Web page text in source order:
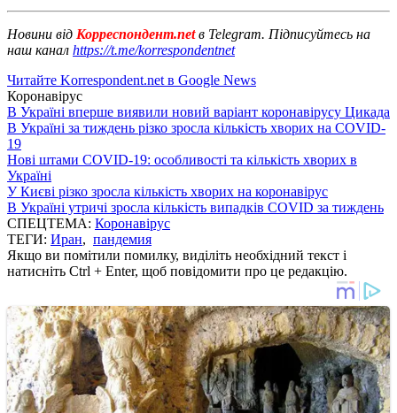
Новини від Корреспондент.netв Telegram. Підписуйтесь на
наш канал https://t.me/korrespondentnet
Читайте Korrespondent.net в Google News
Коронавірус
В Україні вперше виявили новий варіант коронавірусу Цикада
В Україні за тиждень різко зросла кількість хворих на COVID-
19
Нові штами COVID-19: особливості та кількість хворих в
Україні
У Києві різко зросла кількість хворих на коронавірус
В Україні утричі зросла кількість випадків COVID за тиждень
СПЕЦТЕМА: Коронавірус
ТЕГИ: Иран, пандемия
Якщо ви помітили помилку, виділіть необхідний текст і
натисніть Ctrl + Enter, щоб повідомити про це редакцію.